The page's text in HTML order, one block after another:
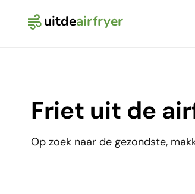
uitdeairfryerLogo Uit de
Friet uit de
Op zoek naar de gezondste,